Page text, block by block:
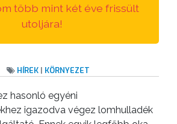
több mint két éve frissült
utoljára!
HÍREK KÖRNYEZET
hasonló egyéni
igazodva végez lomhulladék